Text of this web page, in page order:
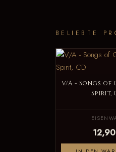
BELIEBTE
V/A - Songs
Spirit,